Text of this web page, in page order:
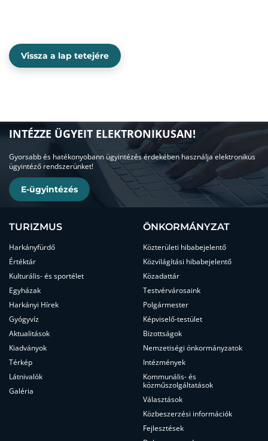
Vissza a lap tetejére
INTÉZZE ÜGYEIT ELEKTRONIKUSAN!
Gyorsabb és hatékonyobann ügyintézés érdekében használja elektronikus
ügyintéző rendszerünket!
E-ügyintézés
TURIZMUS
Harkányfürdő
Értéktár
Kulturális- és sportélet
Egyházak
Harkányi Hírek
Gyógyvíz
Aktualitások
Kiadványok
Térkép
Látnivalók
Galéria
ÖNKORMÁNYZAT
Közterületi hibabejelentő
Közvilágítási hibabejelentő
Közadattár
Testvérvárosaink
Polgármester
Képviselő-testület
Bizottságok
Nemzetiségi önkormányzatok
Intézmények
Kommunális- és
közműszolgáltatások
Választások
Közbeszerzési információk
Fejlesztések